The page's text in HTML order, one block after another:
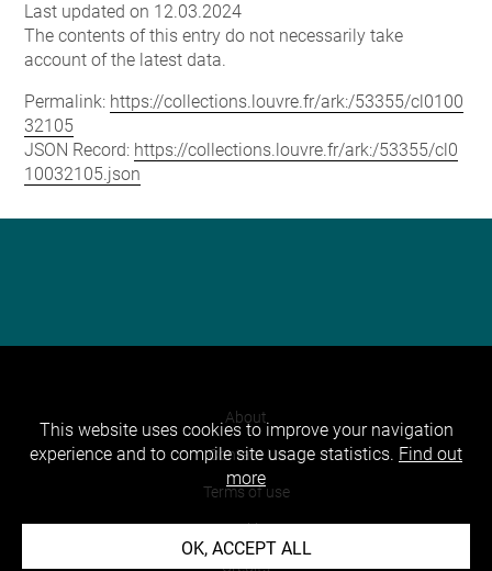
Last updated on 12.03.2024
The contents of this entry do not necessarily take
account of the latest data.
Permalink: https://collections.louvre.fr/ark:/53355/cl0100
32105
JSON Record: https://collections.louvre.fr/ark:/53355/cl0
10032105.json
About
Contact Us
Terms of use
Cookies
Credits
This website uses cookies to improve your navigation
experience and to compile site usage statistics. Find out
more
OK, ACCEPT ALL